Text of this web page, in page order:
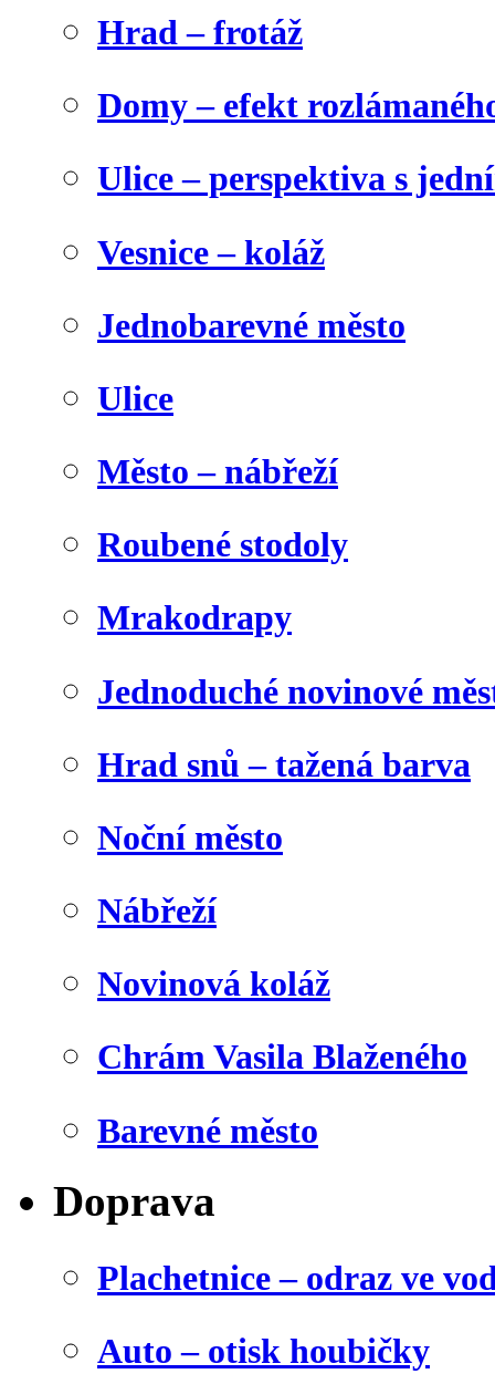
Hrad – frotáž
Domy – efekt
Ulice – perspektiva s
Vesnice – koláž
Jednobarevné město
Ulice
Město – nábřeží
Roubené stodoly
Mrakodrapy
Jednoduché novinové
Hrad snů – tažená barva
Noční město
Nábřeží
Novinová koláž
Chrám Vasila Blaženého
Barevné město
Doprava
Plachetnice – odraz ve
Auto – otisk houbičky